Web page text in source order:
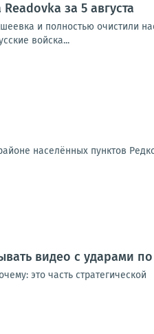
за 5 августа
и полностью очистили
войска...
населённых пунктов
видео с ударами
это часть стратегической